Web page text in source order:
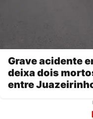
Grave acidente
deixa dois
entre